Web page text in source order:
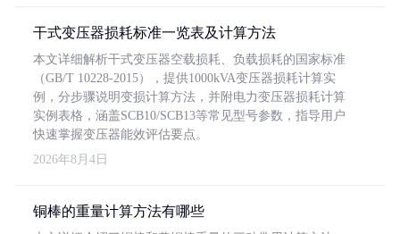
干式变压器损耗标准一览表及计算方法
本文详细解析干式变压器空载损耗、负载损耗的国家标准
（GB/T 10228-2015），提供1000kVA变压器损耗计算实
例，分步骤说明变损计算方法，并附电力变压器损耗计算
实例表格，涵盖SCB10/SCB13等常见型号参数，指导用户
快速掌握变压器能效评估要点。
2026年8月4日
铜棒的重量计算方法有哪些